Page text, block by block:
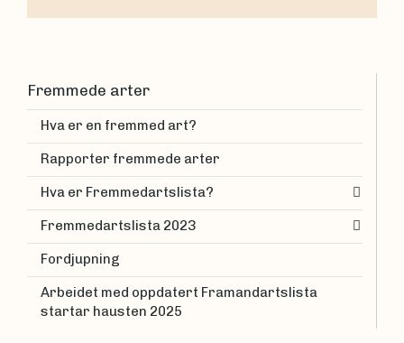
Fremmede arter
Hva er en fremmed art?
Rapporter fremmede arter
Hva er Fremmedartslista?
Fremmedartslista 2023
Fordjupning
Arbeidet med oppdatert Framandartslista
startar hausten 2025